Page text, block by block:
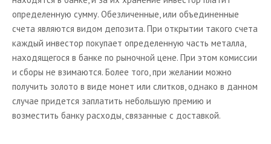
определенную сумму. Обезличенные, или объединенные
счета являются видом депозита. При открытии такого счета
каждый инвестор покупает определенную часть металла,
находящегося в банке по рыночной цене. При этом комиссии
и сборы не взимаются. Более того, при желании можно
получить золото в виде монет или слитков, однако в данном
случае придется заплатить небольшую премию и
возместить банку расходы, связанные с доставкой.